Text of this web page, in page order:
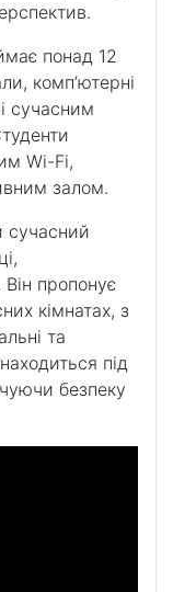
понад 12
комп’ютерні
сучасним
Wi-Fi,
залом.
сучасний
пропонує
кімнатах, з
та
під
безпеку